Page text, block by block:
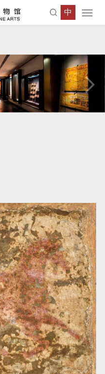
中